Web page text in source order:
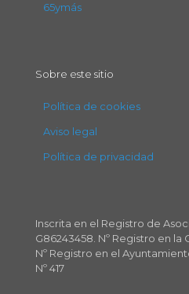
65ymás
Sobre este sitio
Política de cookies
Aviso legal
Política de privacidad
Inscrita en el Registro de
G86243458. Nº Registro en la
Nº Registro en el
Nº 417